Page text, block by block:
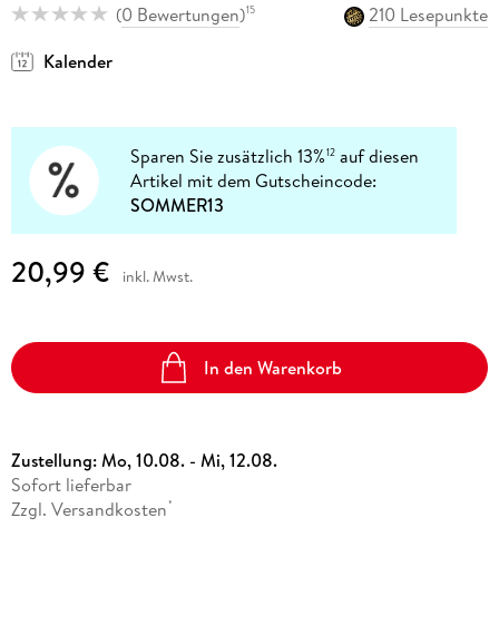
(0 Bewertungen)15
210 Lesepunkte
Kalender
Sparen Sie zusätzlich 13%12 auf diesen
Artikel mit dem Gutscheincode:
SOMMER13
20,99 € inkl. Mwst.
In den Warenkorb
Zustellung:Mo, 10.08. - Mi, 12.08.
Sofort lieferbar
Zzgl. Versandkosten *